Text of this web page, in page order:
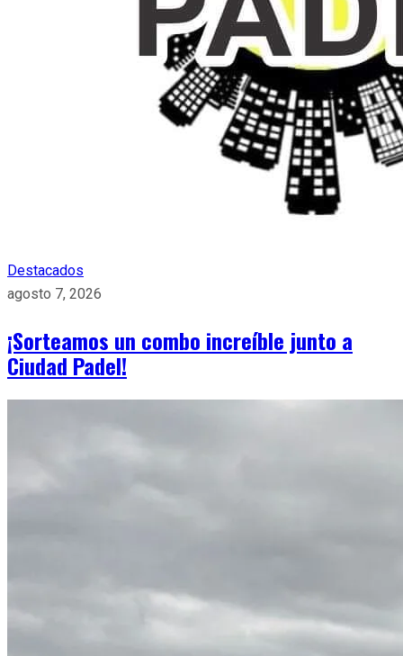
Destacados
agosto 7, 2026
¡Sorteamos un combo increíble junto a
Ciudad Padel!